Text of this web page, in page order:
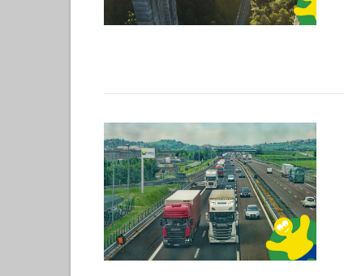
VIEW POST